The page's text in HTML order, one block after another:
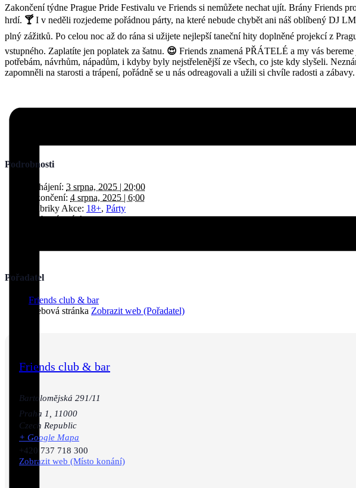
Zakončení týdne Prague Pride Festivalu ve Friends si nemůžete nechat ujít. Brány Friends
hrdí. 🍸I v neděli rozjedeme pořádnou párty, na které nebude chybět ani náš oblíbený DJ
plný zážitků. Po celou noc až do rána si užijete nejlepší taneční hity doplněné projekcí z
vstupného. Zaplatíte jen poplatek za šatnu. 😍 Friends znamená PŘÁTELÉ a my vás
potřebám, návrhům, nápadům, i kdyby byly nejstřelenější ze všech, co jste kdy slyšeli.
zapomněli na starosti a trápení, pořádně se u nás odreagovali a užili si chvíle radosti a zábavy.
Podrobnosti
Zahájení: 3 srpna, 2025 | 20:00
Ukončení: 4 srpna, 2025 | 6:00
Rubriky Akce: 18+, Párty
Webová stránka:
Pořadatel
Friends club & bar
Webová stránka Zobrazit web (Pořadatel)
Friends club & bar
Bartolomějská 291/11
Praha 1, 11000
Czech Republic
+ Google Mapa
+420 737 718 300
Zobrazit web (Místo konání)